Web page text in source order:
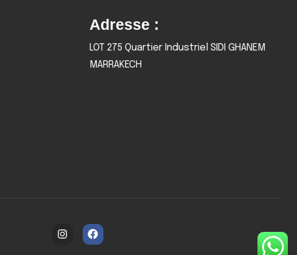
Adresse :
LOT 275 Quartier Industriel SIDI GHANEM
MARRAKECH